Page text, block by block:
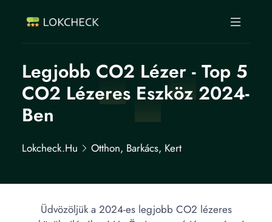
Legjobb CO2 Lézer - Top 5
CO2 Lézeres Eszköz 2024-
Ben
Lokcheck.hu Otthon, Barkács, Kert
Üdvözöljük a 2024-es legjobb CO2 lézeres